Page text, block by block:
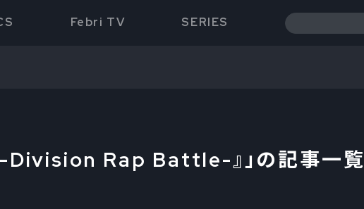
Febri TV SERIES
-Division Rap Battle-』」の記事一覧